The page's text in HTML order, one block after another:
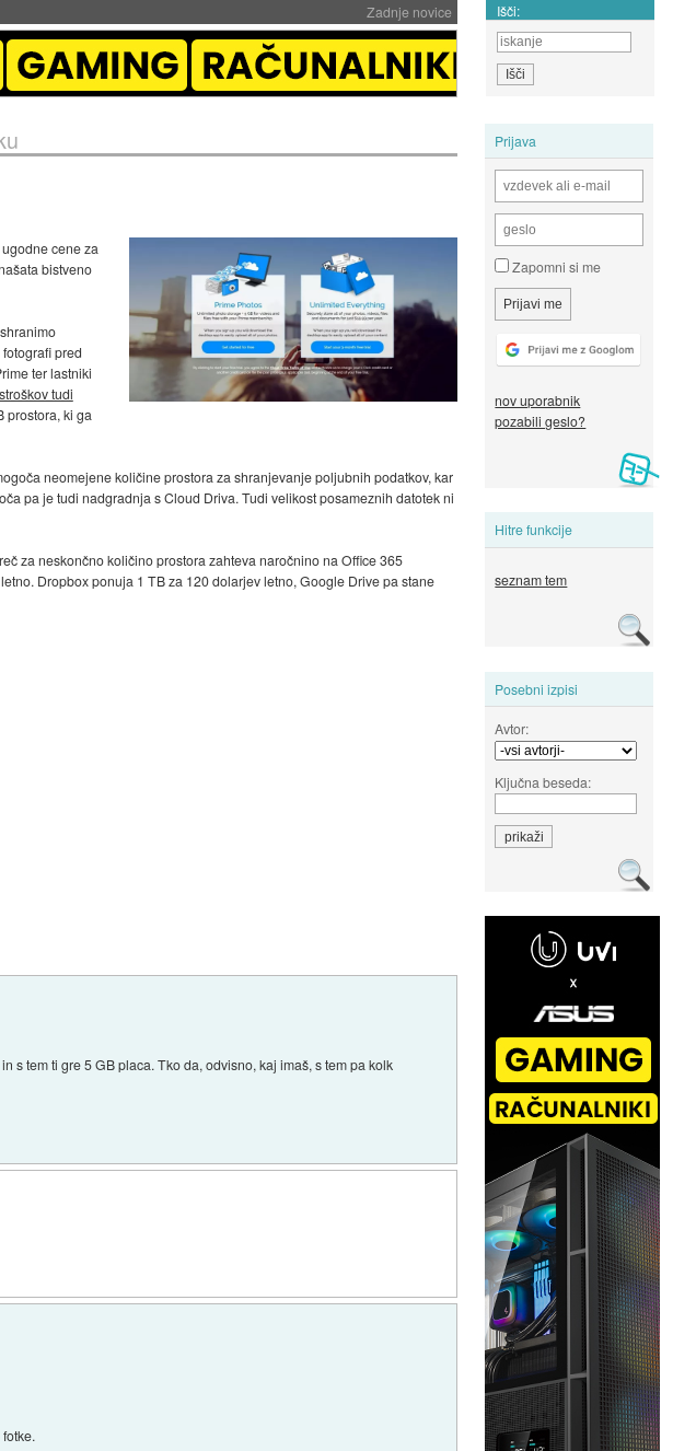
Zadnje novice Išči:
Prijava
Zapomni si me
nov uporabnik
pozabili geslo?
Hitre funkcije
seznam tem
Posebni izpisi
Avtor:
Ključna beseda:
cene za
bistveno
pred
ter lastniki
tudi
prostora, ki ga
neomejene količine prostora za shranjevanje poljubnih podatkov, kar
pa je tudi nadgradnja s Cloud Driva. Tudi velikost posameznih datotek ni
za neskončno količino prostora zahteva naročnino na Office 365
Dropbox ponuja 1 TB za 120 dolarjev letno, Google Drive pa stane
s tem ti gre 5 GB placa. Tko da, odvisno, kaj imaš, s tem pa kolk